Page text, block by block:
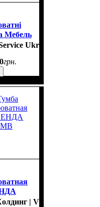
Мебель
2 шт )Ukraine (Мебель
грн.
Сервіс)| VMV Holding